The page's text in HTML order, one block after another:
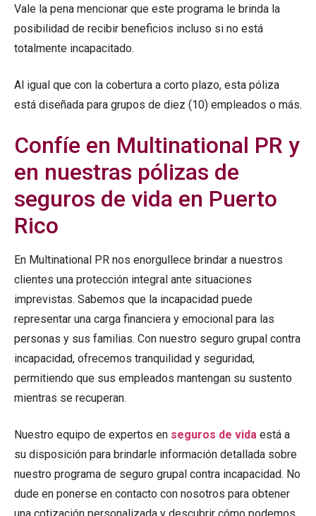
Vale la pena mencionar que este programa le brinda la
posibilidad de recibir beneficios incluso si no está
totalmente incapacitado.
Al igual que con la cobertura a corto plazo, esta póliza
está diseñada para grupos de diez (10) empleados o más.
Confíe en Multinational PR y
en nuestras pólizas de
seguros de vida en Puerto
Rico
En Multinational PR nos enorgullece brindar a nuestros
clientes una protección integral ante situaciones
imprevistas. Sabemos que la incapacidad puede
representar una carga financiera y emocional para las
personas y sus familias. Con nuestro seguro grupal contra
incapacidad, ofrecemos tranquilidad y seguridad,
permitiendo que sus empleados mantengan su sustento
mientras se recuperan.
Nuestro equipo de expertos en seguros de vida está a
su disposición para brindarle información detallada sobre
nuestro programa de seguro grupal contra incapacidad. No
dude en ponerse en contacto con nosotros para obtener